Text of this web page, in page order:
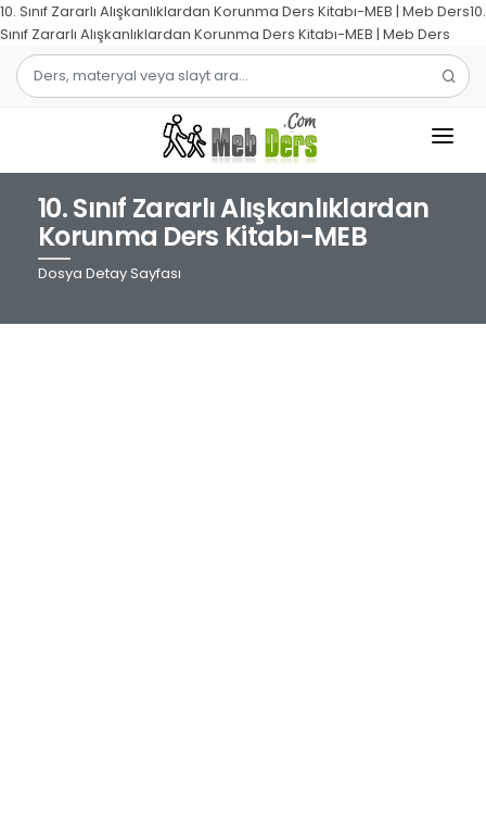
10. Sınıf Zararlı Alışkanlıklardan Korunma Ders Kitabı-MEB | Meb Ders10.
Sınıf Zararlı Alışkanlıklardan Korunma Ders Kitabı-MEB | Meb Ders
1.SINIF
2.SINIF
10. Sınıf Zararlı Alışkanlıklardan
Korunma Ders Kitabı-MEB
Dosya Detay Sayfası